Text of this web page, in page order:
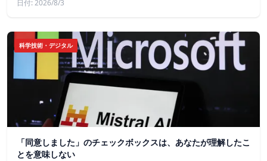
日付: 2026/8/3
科学技術・デジタル
「同意しました」のチェックボックスは、あなたが理解したこ
とを意味しない